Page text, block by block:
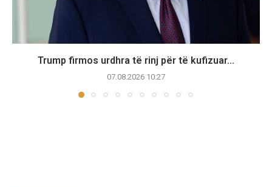
Trump firmos urdhra të rinj për të kufizuar...
07.08.2026 10:27